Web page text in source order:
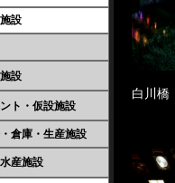
設
設
ト・仮設施設
倉庫・生産施設
産施設
白川橋